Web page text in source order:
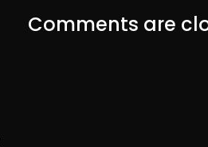
Comments are